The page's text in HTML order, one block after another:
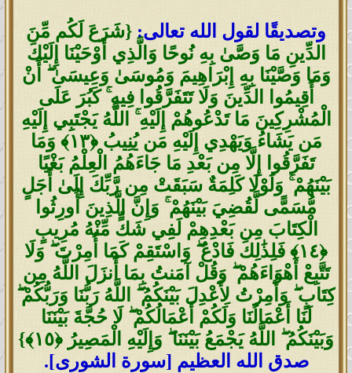
وتصديقًا لقول الله تعالى: {شَرَعَ لَكُم مِّنَ
الدِّينِ مَا وَصَّىٰ بِهِ نُوحًا وَالَّذِي أَوْحَيْنَا إِلَيْكَ
وَمَا وَصَّيْنَا بِهِ إِبْرَاهِيمَ وَمُوسَىٰ وَعِيسَىٰ ۖ أَنْ
أَقِيمُوا الدِّينَ وَلَا تَتَفَرَّقُوا فِيهِ ۚ كَبُرَ عَلَى
الْمُشْرِكِينَ مَا تَدْعُوهُمْ إِلَيْهِ ۚ اللَّهُ يَجْتَبِي إِلَيْهِ
مَن يَشَاءُ وَيَهْدِي إِلَيْهِ مَن يُنِيبُ ‎﴿١٣﴾‏ وَمَا
تَفَرَّقُوا إِلَّا مِن بَعْدِ مَا جَاءَهُمُ الْعِلْمُ بَغْيًا
بَيْنَهُمْ ۚ وَلَوْلَا كَلِمَةٌ سَبَقَتْ مِن رَّبِّكَ إِلَىٰ أَجَلٍ
مُّسَمًّى لَّقُضِيَ بَيْنَهُمْ ۚ وَإِنَّ الَّذِينَ أُورِثُوا
الْكِتَابَ مِن بَعْدِهِمْ لَفِي شَكٍّ مِّنْهُ مُرِيبٍ
‎﴿١٤﴾‏ فَلِذَٰلِكَ فَادْعُ ۖ وَاسْتَقِمْ كَمَا أُمِرْتَ ۖ وَلَا
تَتَّبِعْ أَهْوَاءَهُمْ ۖ وَقُلْ آمَنتُ بِمَا أَنزَلَ اللَّهُ مِن
كِتَابٍ ۖ وَأُمِرْتُ لِأَعْدِلَ بَيْنَكُمُ ۖ اللَّهُ رَبُّنَا وَرَبُّكُمْ ۖ
لَنَا أَعْمَالُنَا وَلَكُمْ أَعْمَالُكُمْ ۖ لَا حُجَّةَ بَيْنَنَا
وَبَيْنَكُمُ ۖ اللَّهُ يَجْمَعُ بَيْنَنَا ۖ وَإِلَيْهِ الْمَصِيرُ ‎﴿١٥﴾‏}
صدق الله العظيم [سورة الشورى].